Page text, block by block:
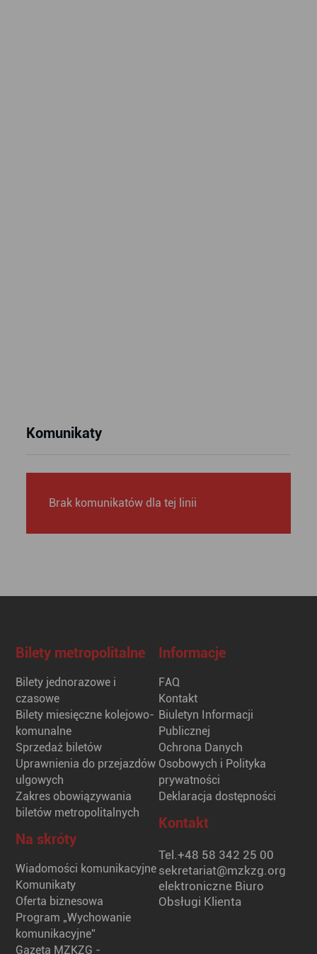
Komunikaty
Brak komunikatów dla tej linii
Bilety metropolitalne
Bilety jednorazowe i
czasowe
Bilety miesięczne kolejowo-
komunalne
Sprzedaż biletów
Uprawnienia do przejazdów
ulgowych
Zakres obowiązywania
biletów metropolitalnych
Na skróty
Wiadomości komunikacyjne
Komunikaty
Oferta biznesowa
Program „Wychowanie
komunikacyjne”
Gazeta MZKZG -
Informacje
FAQ
Kontakt
Biuletyn Informacji
Publicznej
Ochrona Danych
Osobowych i Polityka
prywatności
Deklaracja dostępności
Kontakt
Tel.+48 58 342 25 00
sekretariat@mzkzg.org
elektroniczne Biuro
Obsługi Klienta